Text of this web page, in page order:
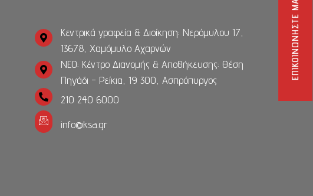
ΕΠΙΚΟΙΝΩΝΉΣΤΕ ΜΑΖΊ ΜΑΣ
Κεντρικά γραφεία & Διοίκηση: Νερόμυλου 17,
13678, Χαμόμυλο Αχαρνών
ΝΕΟ: Κέντρο Διανομής & Αποθήκευσης: Θέση
Πηγάδι - Ρείκια, 19 300, Ασπρόπυργος
210 240 6000
info@ksa.gr